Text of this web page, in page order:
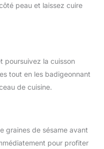
peau et laissez cuire
poursuivez la cuisson
tout en les badigeonnant
de cuisine.
graines de sésame avant
pour profiter